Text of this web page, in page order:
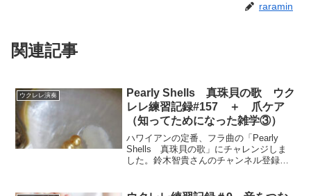
raramin
関連記事
ウクレレ演奏
Pearly Shells 真珠貝の歌 ウク
レレ練習記録#157 ＋ 爪ケア
（知ってためになった雑学③）
ハワイアンの定番、フラ曲の「Pearly
Shells 真珠貝の歌」にチャレンジしま
した。鈴木智貴さんのチャンネル登録記